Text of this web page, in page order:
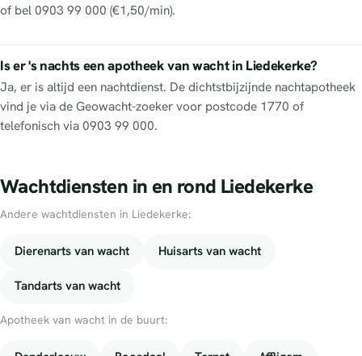
of bel 0903 99 000 (€1,50/min).
Is er 's nachts een apotheek van wacht in Liedekerke?
Ja, er is altijd een nachtdienst. De dichtstbijzijnde nachtapotheek
vind je via de Geowacht-zoeker voor postcode 1770 of
telefonisch via 0903 99 000.
Wachtdiensten in en rond Liedekerke
Andere wachtdiensten in Liedekerke:
Dierenarts van wacht Huisarts van wacht
Tandarts van wacht
Apotheek van wacht in de buurt: